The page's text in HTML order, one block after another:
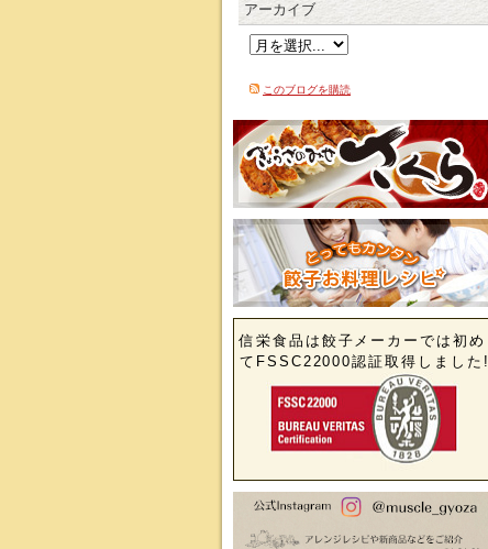
アーカイブ
このブログを購読
信栄食品は餃子メーカーでは初め
てFSSC22000認証取得しました!